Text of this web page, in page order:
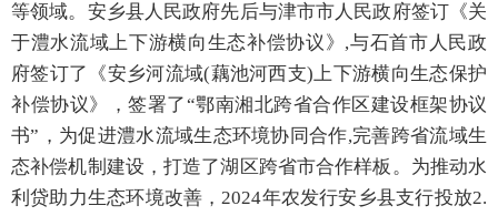
等领域。安乡县人民政府先后与津市市人民政府签订《关
于澧水流域上下游横向生态补偿协议》 ,与石首市人民政
府签订了《安乡河流域(藕池河西支)上下游横向生态保护
补偿协议》
，签署了“鄂南湘北跨省合作区建设框架协议
书”，为促进澧水流域生态环境协同合作,完善跨省流域生
态补偿机制建设 ，打造了湖区跨省市合作样板。为推动水
利贷助力生态环境改善，2024年农发行安乡县支行投放2.